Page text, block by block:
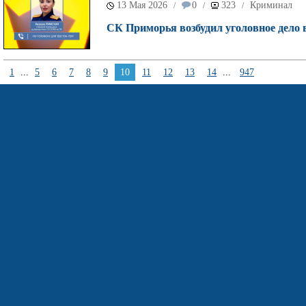
13 Мая 2026 / 0 / 323 / Криминал
СК Приморья возбудил уголовное
1 ... 5 6 7 8 9 10 11 12 13 14 ... 947